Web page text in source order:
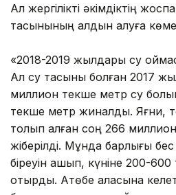
Ал жергілікті әкімдіктің
тасқынының алдын алуға
«2018-2019 жылдары су
Ал су тасқыны болған 2017
миллион текше метр су
текше метр жиналды. Яғни,
толып қалған соң 266
жіберілді. Мұнда барлығы
біреуін ашып, күніне 200-600
отырдық. Ақтөбе қаласына